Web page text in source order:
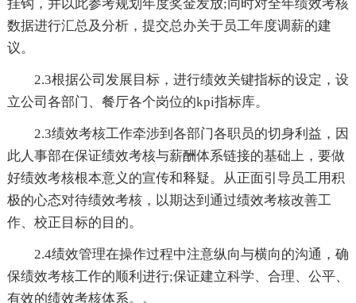
挂钩，并以此参考规划年度奖金发放;同时对全年绩效考核
数据进行汇总及分析，提交总办关于员工年度调薪的建
议。
2.3根据公司发展目标，进行绩效关键指标的设定，设
立公司各部门、餐厅各个岗位的kpi指标库。
2.3绩效考核工作牵涉到各部门各职员的切身利益，因
此人事部在保证绩效考核与薪酬体系链接的基础上，要做
好绩效考核根本意义的宣传和释疑。从正面引导员工用积
极的心态对待绩效考核，以期达到通过绩效考核改善工
作、校正目标的目的。
2.4绩效管理在操作过程中注意纵向与横向的沟通，确
保绩效考核工作的顺利进行;保证建立科学、合理、公平、
有效的绩效考核体系。。